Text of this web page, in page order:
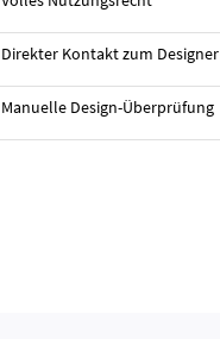
Direkter Kontakt zum Designer
Manuelle Design-Überprüfung